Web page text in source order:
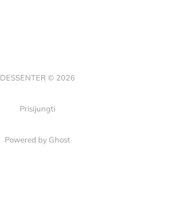
DESSENTER © 2026
Prisijungti
Powered by Ghost